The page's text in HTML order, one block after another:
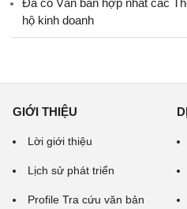
hộ kinh doanh
GIỚI THIỆU
Lời giới thiệu
Lịch sử phát triển
Profile Tra cứu văn bản